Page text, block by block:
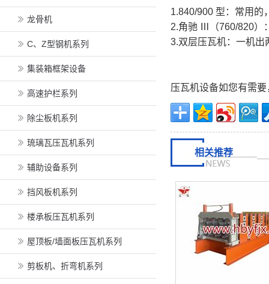
1.840/900 型：常用的
2.角驰 Ⅲ（760/820）
3.双层压瓦机：一机出
压瓦机设备如您有需
相关推荐
龙骨机
C、Z型钢机系列
集装箱框架设备
高速护栏系列
除尘板机系列
琉璃瓦压瓦机系列
辅助设备系列
挡风板机系列
楼承板压瓦机系列
屋顶板/墙面板压瓦机系列
剪板机、折弯机系列